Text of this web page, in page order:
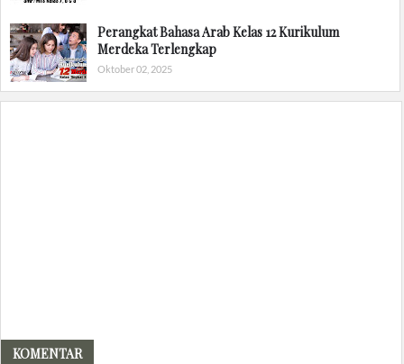
Perangkat Bahasa Arab Kelas 12 Kurikulum
Merdeka Terlengkap
Oktober 02, 2025
KOMENTAR